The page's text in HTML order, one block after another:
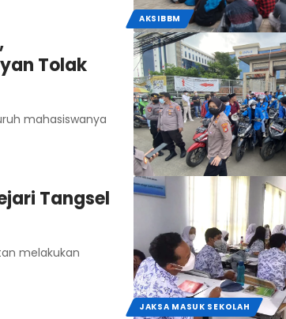
AKSIBBM
Tolak
mahasiswanya
JAKSA MASUK SEKOLAH
Tangsel
melakukan